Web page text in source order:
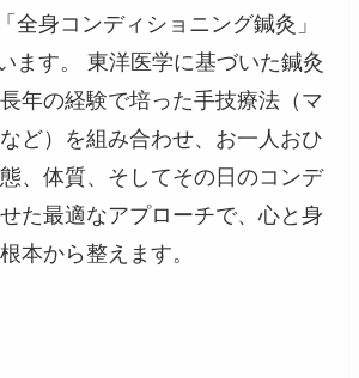
全身コンディショニング鍼灸」
ます。 東洋医学に基づいた鍼灸
年の経験で培った手技療法（マ
ど）を組み合わせ、お一人おひ
、体質、そしてその日のコンデ
た最適なアプローチで、心と身
本から整えます。